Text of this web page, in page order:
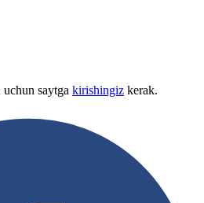
saytga kirishingiz kerak.